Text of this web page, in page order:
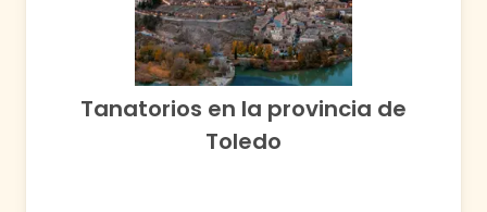
Tanatorios en la provincia de
Toledo